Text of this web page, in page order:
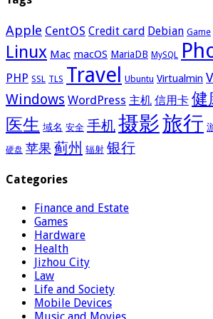
Apple CentOS Credit card Debian Game
Linux Mac macOS MariaDB MySQL
PHP SSL TLS Travel Ubuntu Virtualmin
Windows WordPress 主机 信用卡 健
医生 域名 安全 手机摄影旅行
硬盘 苹果 蓟州 辐射 银行
Categories
Finance and Estate
Games
Hardware
Health
Jizhou City
Law
Life and Society
Mobile Devices